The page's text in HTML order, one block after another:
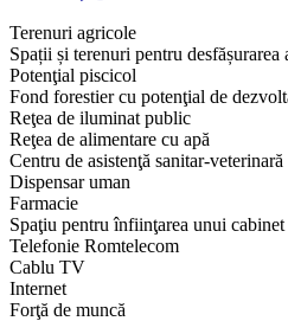
Terenuri agricole
Spații și terenuri pentru desfășurarea
Potenţial piscicol
Fond forestier cu potenţial de
Reţea de iluminat public
Reţea de alimentare cu apă
Centru de asistenţă sanitar-veterinară
Dispensar uman
Farmacie
Spaţiu pentru înfiinţarea unui
Telefonie Romtelecom
Cablu TV
Internet
Forţă de muncă